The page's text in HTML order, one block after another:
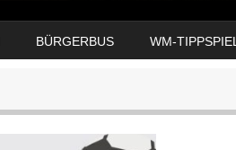
BÜRGERBUS WM-TIPPSPIEL